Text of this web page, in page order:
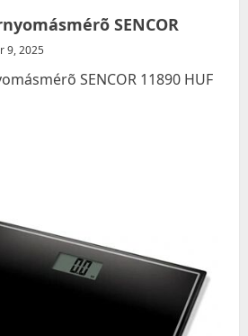
SENCOR
9, 2025
SENCOR 11890 HUF